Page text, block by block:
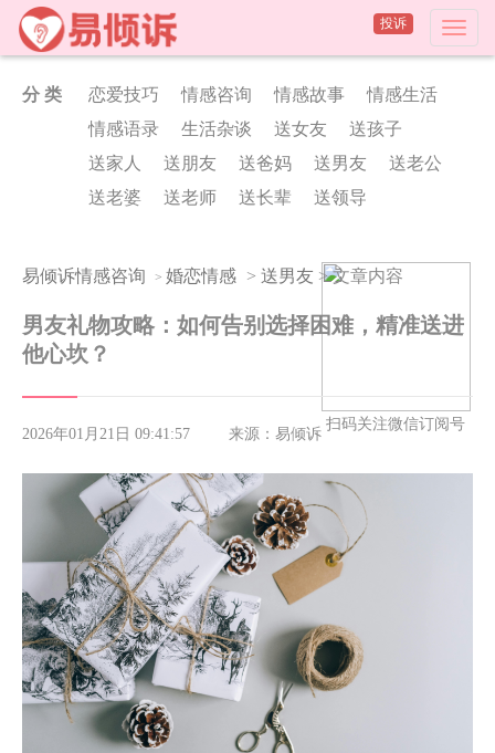
投诉
分 类 恋爱技巧 情感咨询 情感故事
情感生活
情感语录
生活杂谈 送女友
送孩子
送家人
送朋友 送爸妈 送男友
送老公
送老婆
送老师 送长辈 送领导
易倾诉情感咨询 > 婚恋情感 > 送男友 > 文章内容
男友礼物攻略：如何告别选择困难，精准送进
他心坎？
2026年01月21日 09:41:57 来源：易倾诉
扫码关注微信订阅号